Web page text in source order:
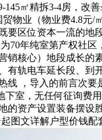
145㎡精拆3-4房，
物业（物业费4.8元
要区位资本一流的
70年纯室第产权社
销核心）地段成长
有轨电车延长段、
线 ，导入的前言次
下室，无任何征询
的资产设置装备摆设
图文详解户型价钱